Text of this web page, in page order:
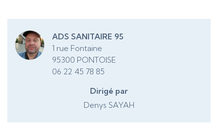
ADS SANITAIRE 95
1 rue Fontaine
95300 PONTOISE
06 22 45 78 85
Dirigé par
Denys SAYAH